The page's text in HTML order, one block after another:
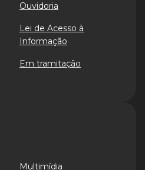
Ouvidoria
Lei de Acesso à
Informação
Em tramitação
Multimídia